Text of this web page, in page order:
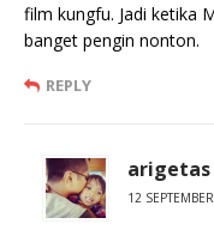
film kungfu. Jadi ketika
banget pengin nonton.
REPLY
arigetas
12